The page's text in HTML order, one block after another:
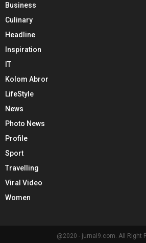
Business
Culinary
Headline
Inspiration
IT
Kolom Abror
LifeStyle
News
Photo News
Profile
Sport
Travelling
Viral Video
Women
@2020 - jurnal9.com. All Right